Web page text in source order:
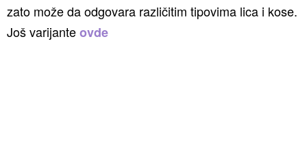
zato može da odgovara različitim tipovima lica i kose.
Još varijanteovde